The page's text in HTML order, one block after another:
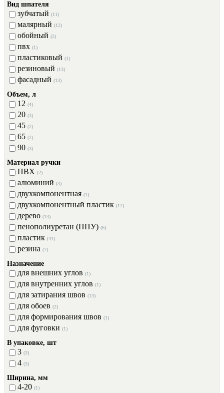
Вид шпателя
зубчатый (11)
малярный (12)
обойный (2)
пвх (1)
пластиковый (1)
резиновый (13)
фасадный (13)
Объем, л
12 (4)
20 (3)
45 (2)
65 (2)
90 (3)
Материал ручки
ПВХ (2)
алюминий (3)
двухкомпонентная (1)
двухкомпонентный пластик (12)
дерево (13)
пенополиуретан (ППУ) (6)
пластик (41)
резина (7)
Назначение
для внешних углов (1)
для внутренних углов (1)
для затирания швов (13)
для обоев (2)
для формирования швов (1)
для фуговки (1)
В упаковке, шт
3 (3)
4 (3)
Ширина, мм
4-20 (1)